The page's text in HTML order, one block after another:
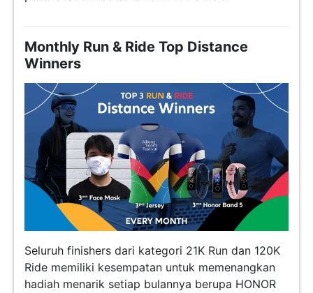
Monthly Run & Ride Top Distance
Winners
Seluruh finishers dari kategori 21K Run dan 120K
Ride memiliki kesempatan untuk memenangkan
hadiah menarik setiap bulannya berupa HONOR